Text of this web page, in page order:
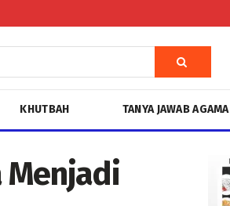
KHUTBAH TANYA JAWAB AGAMA
Menjadi